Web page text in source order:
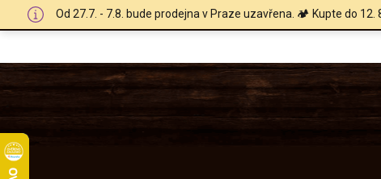
Od 27.7. - 7.8. bude prodejna v Praze uzavřena. 🏕️ Kupte do